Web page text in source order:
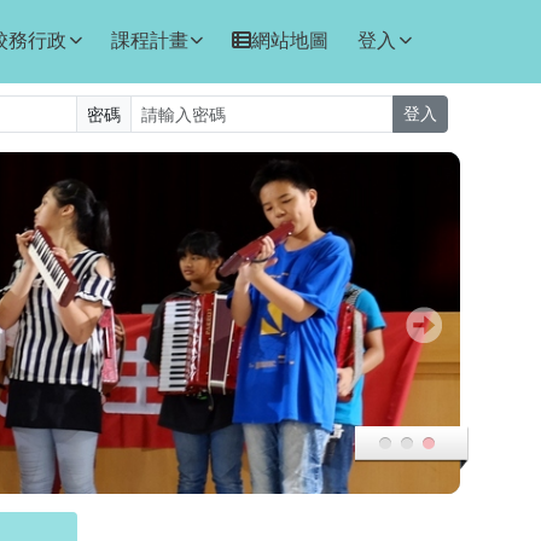
務行政 課程計畫 網站地圖 登入
密碼 登入